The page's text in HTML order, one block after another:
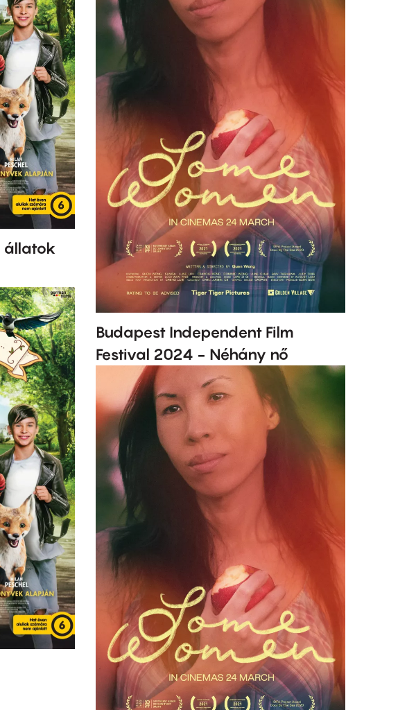
állatok
Budapest Independent Film
Festival 2024 - Néhány nő